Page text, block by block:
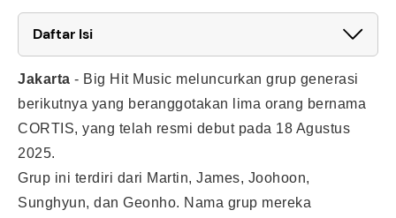
Daftar Isi
Jakarta - Big Hit Music meluncurkan grup generasi
berikutnya yang beranggotakan lima orang bernama
CORTIS, yang telah resmi debut pada 18 Agustus
2025.
Grup ini terdiri dari Martin, James, Joohoon,
Sunghyun, dan Geonho. Nama grup mereka